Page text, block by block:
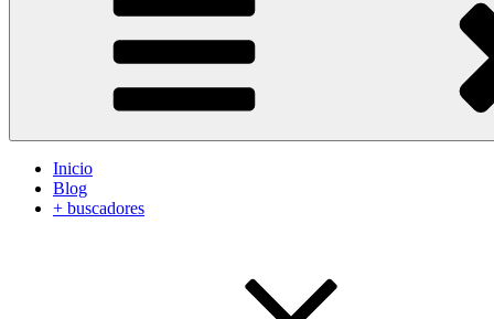
Inicio
Blog
+ buscadores